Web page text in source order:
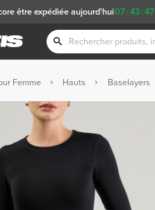
07 :43 :46
être expédiée aujourd'hui
Femme Hauts Baselayers